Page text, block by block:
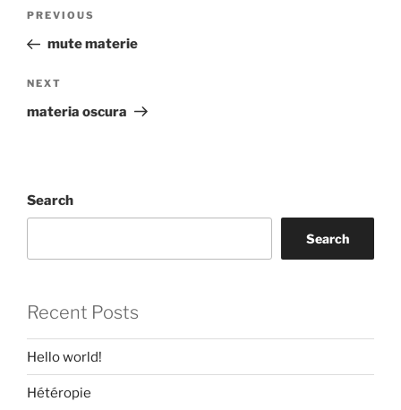
Previous
Post
PREVIOUS
mute materie
Next
Post
NEXT
materia oscura
Search
Search
Recent Posts
Hello world!
Hétéropie